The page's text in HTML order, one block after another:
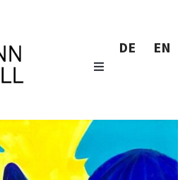
DE EN